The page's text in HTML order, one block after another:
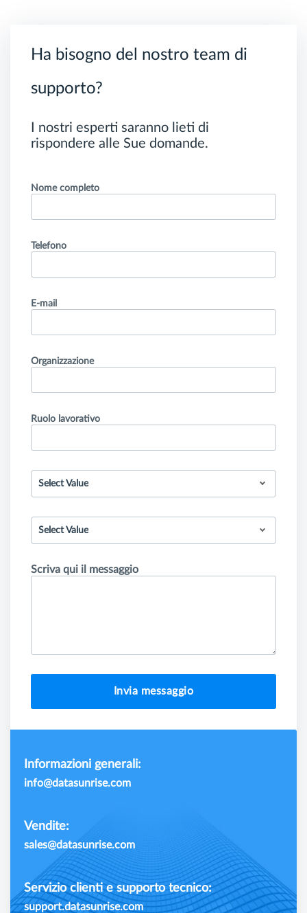
Ha bisogno del nostro team di
supporto?
I nostri esperti saranno lieti di
rispondere alle Sue domande.
Nome completo
Telefono
E-mail
Organizzazione
Ruolo lavorativo
Select Value
Select Value
Scriva qui il messaggio
Invia messaggio
Informazioni generali:
info@datasunrise.com
Vendite:
sales@datasunrise.com
Servizio clienti e supporto tecnico:
support.datasunrise.com